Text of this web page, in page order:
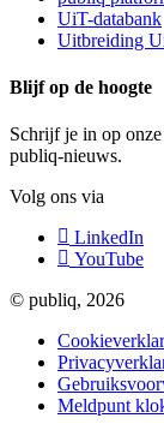
UiT-databank
Uitbreiding
Blijf op de hoogte
Schrijf je in op
publiq-nieuws.
Volg ons via
LinkedIn
YouTube
© publiq, 2026
Meldpunt